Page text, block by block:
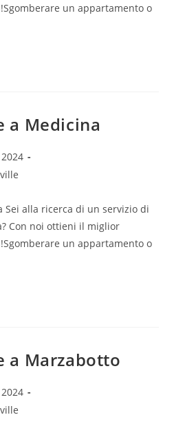
un appartamento o
a Medicina
Sei alla ricerca di un servizio di
Con noi ottieni il miglior
un appartamento o
a Marzabotto